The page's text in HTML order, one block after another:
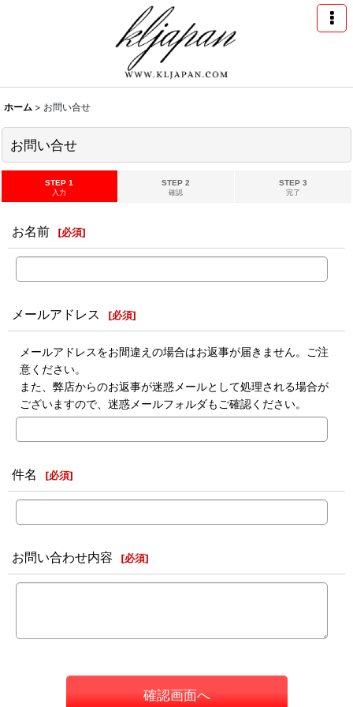
ホーム > お問い合せ
お問い合せ
STEP 1
入力
STEP 2
確認
STEP 3
完了
お名前 [必須]
メールアドレス [必須]
メールアドレスをお間違えの場合はお返事が届きません。ご注
意ください。
また、弊店からのお返事が迷惑メールとして処理される場合が
ございますので、迷惑メールフォルダもご確認ください。
件名 [必須]
お問い合わせ内容 [必須]
確認画面へ